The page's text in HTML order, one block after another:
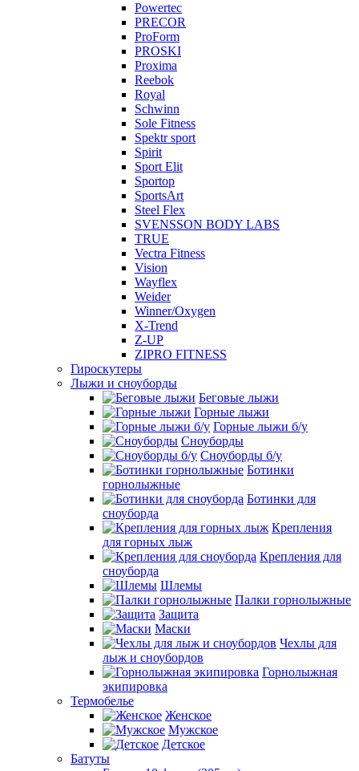
Powertec
PRECOR
ProForm
PROSKI
Proxima
Reebok
Royal
Schwinn
Sole Fitness
Spektr sport
Spirit
Sport Elit
Sportop
SportsArt
Steel Flex
SVENSSON BODY LABS
TRUE
Vectra Fitness
Vision
Wayflex
Weider
Winner/Oxygen
X-Trend
Z-UP
ZIPRO FITNESS
Гироскутеры
Лыжи и сноуборды
Беговые лыжи
Горные лыжи
Горные лыжи б/у
Сноуборды
Сноуборды б/у
Ботинки
горнолыжные
Ботинки для
сноуборда
Крепления
для горных лыж
Крепления для
сноуборда
Шлемы
Палки горнолыжные
Защита
Маски
Чехлы для
лыж и сноубордов
Горнолыжная
экипировка
Термобелье
Женское
Мужское
Детское
Батуты